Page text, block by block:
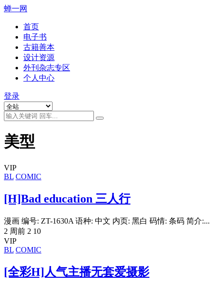
蝉一网
首页
电子书
古籍善本
设计资源
外刊杂志专区
个人中心
登录
美型
VIP
BL COMIC
[H]Bad education 三人行
漫画 编号: ZT-1630A 语种: 中文 内页: 黑白 码情: 条码 简介:...
2 周前 2 10
VIP
BL COMIC
[全彩H]人气主播无套爱摄影